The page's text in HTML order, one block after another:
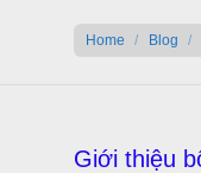
Home Blog
Giới thiệu